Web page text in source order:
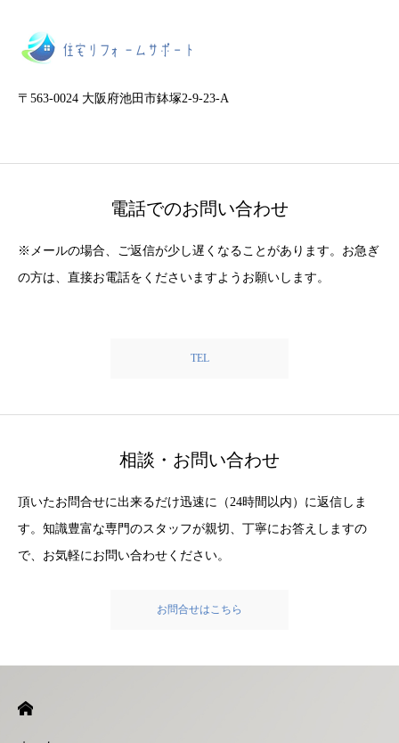
〒563-0024 大阪府池田市鉢塚2-9-23-A
電話でのお問い合わせ
※メールの場合、ご返信が少し遅くなることがあります。お急ぎ
の方は、直接お電話をくださいますようお願いします。
TEL
相談・お問い合わせ
頂いたお問合せに出来るだけ迅速に（24時間以内）に返信しま
す。知識豊富な専門のスタッフが親切、丁寧にお答えしますの
で、お気軽にお問い合わせください。
お問合せはこちら